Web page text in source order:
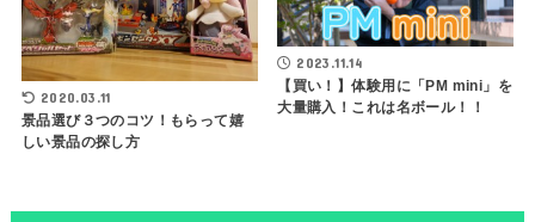
2020.03.11
景品選び３つのコツ！もらって嬉
しい景品の探し方
2023.11.14
【買い！】体験用に「PM mini」を
大量購入！これは名ボール！！